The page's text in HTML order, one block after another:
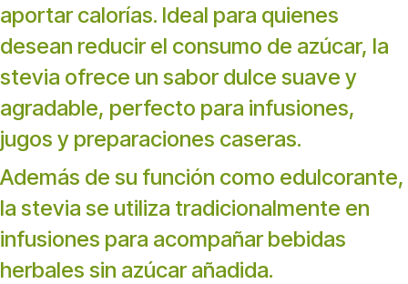
aportar calorías. Ideal para quienes
desean reducir el consumo de azúcar, la
stevia ofrece un sabor dulce suave y
agradable, perfecto para infusiones,
jugos y preparaciones caseras.
Además de su función como edulcorante,
la stevia se utiliza tradicionalmente en
infusiones para acompañar bebidas
herbales sin azúcar añadida.